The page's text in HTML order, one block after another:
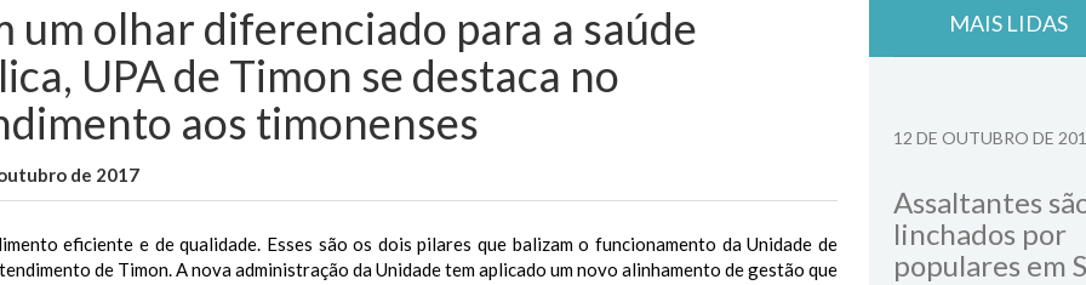
um olhar diferenciado para a saúde
UPA de Timon se destaca no
aos timonenses
de 2017
eficiente e de qualidade. Esses são os dois pilares que balizam o funcionamento da Unidade de
de Timon. A nova administração da Unidade tem aplicado um novo alinhamento de gestão que
MAIS LIDAS
12 DE OUTUBRO DE
Assaltantes
linchados por
populares em